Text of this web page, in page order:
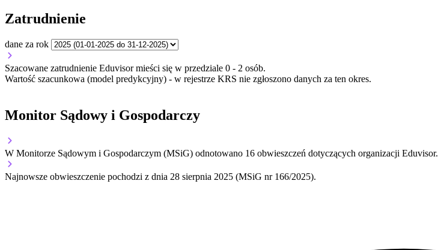
Zatrudnienie
dane za rok
Szacowane zatrudnienie Eduvisor mieści się w przedziale 0 - 2 osób.
Wartość szacunkowa (model predykcyjny) - w rejestrze KRS nie zgłoszono danych za ten okres.
Monitor Sądowy i Gospodarczy
W Monitorze Sądowym i Gospodarczym (MSiG) odnotowano 16 obwieszczeń dotyczących organizacji Eduvisor.
Najnowsze obwieszczenie pochodzi z dnia 28 sierpnia 2025 (MSiG nr 166/2025).